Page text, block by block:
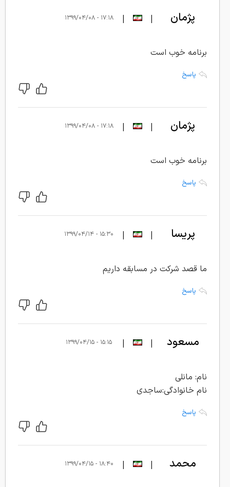
پژمان |
| ۱۷:۱۸ - ۱۳۹۹/۰۴/۰۸
برنامه خوب است
پاسخ
پژمان |
| ۱۷:۱۸ - ۱۳۹۹/۰۴/۰۸
برنامه خوب است
پاسخ
پريسا |
| ۱۵:۳۰ - ۱۳۹۹/۰۴/۱۴
ما قصد شركت در مسابقه داريم
پاسخ
مسعود |
| ۱۵:۱۵ - ۱۳۹۹/۰۴/۱۵
نام: مانلی
نام خانوادگی:ساجدی
پاسخ
محمد |
| ۱۸:۴۰ - ۱۳۹۹/۰۴/۱۵